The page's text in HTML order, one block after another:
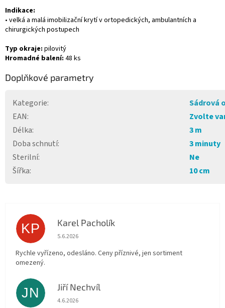
Indikace:
• velká a malá imobilizační krytí v ortopedických, ambulantních a
chirurgických postupech
Typ okraje: pilovitý
Hromadné balení: 48 ks
Doplňkové parametry
Kategorie:
Sádrová
EAN:
Zvolte
Délka:
3 m
Doba schnutí:
3 minuty
Sterilní:
Ne
Šířka: 10 cm
KP Karel Pacholík
Hodnocení obchodu je 4 z 5 hvězdiček.
5.6.2026
Rychle vyřízeno, odesláno. Ceny příznivé, jen sortiment
omezený.
JN Jiří Nechvíl
Hodnocení obchodu je 5 z 5 hvězdiček.
4.6.2026